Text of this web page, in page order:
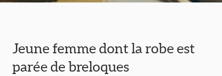
Jeune femme dont la robe est
parée de breloques